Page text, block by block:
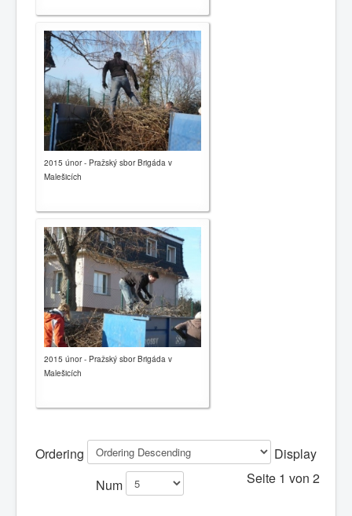
2015 únor - Pražský sbor Brigáda v
Malešicích
2015 únor - Pražský sbor Brigáda v
Malešicích
Ordering
Display
Num
Seite 1 von 2